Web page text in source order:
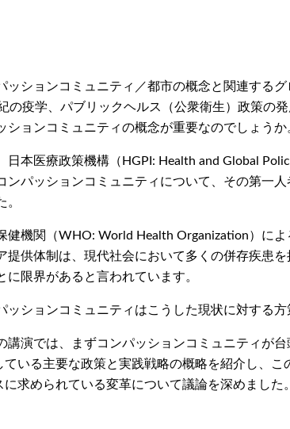
ッションコミュニティ／都市の概念と関連する
の疫学、パブリックヘルス（公衆衛生）政策の
ションコミュニティの概念が重要なのでしょうか
日本医療政策機構（HGPI: Health and Global
ンパッションコミュニティについて、その第一
。
健機関（WHO: World Health Organization）に
提供体制は、現代社会において多くの併存疾患
に限界があると言われています。
ッションコミュニティはこうした現状に対する
講演では、まずコンパッションコミュニティが
いる主要な政策と実践戦略の概略を紹介し、
求められている変革について議論を深めました。